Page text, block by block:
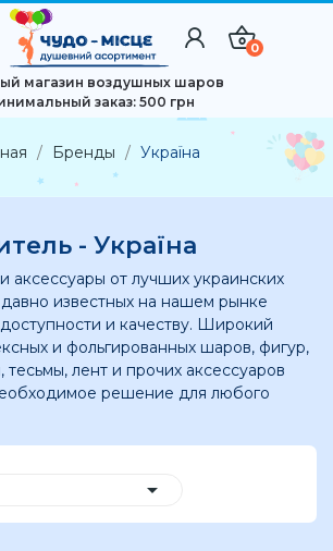
0
магазин воздушных шаров
заказ: 500 грн
Бренды Україна
- Україна
от лучших украинских
известных на нашем рынке
и качеству. Широкий
и фольгированных шаров, фигур,
тесьмы, лент и прочих аксессуаров
решение для любого
